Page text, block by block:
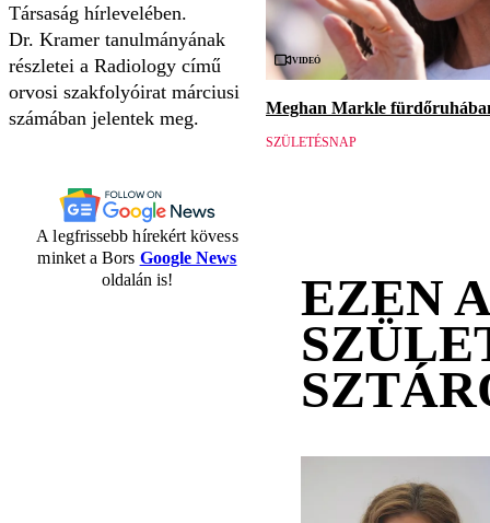
Társaság hírlevelében.
Dr. Kramer tanulmányának
részletei a Radiology című
orvosi szakfolyóirat márciusi
számában jelentek meg.
A legfrissebb hírekért kövess
minket a Bors Google News
oldalán is!
Videó
Meghan Markle
SZÜLETÉSNAP
EZEN